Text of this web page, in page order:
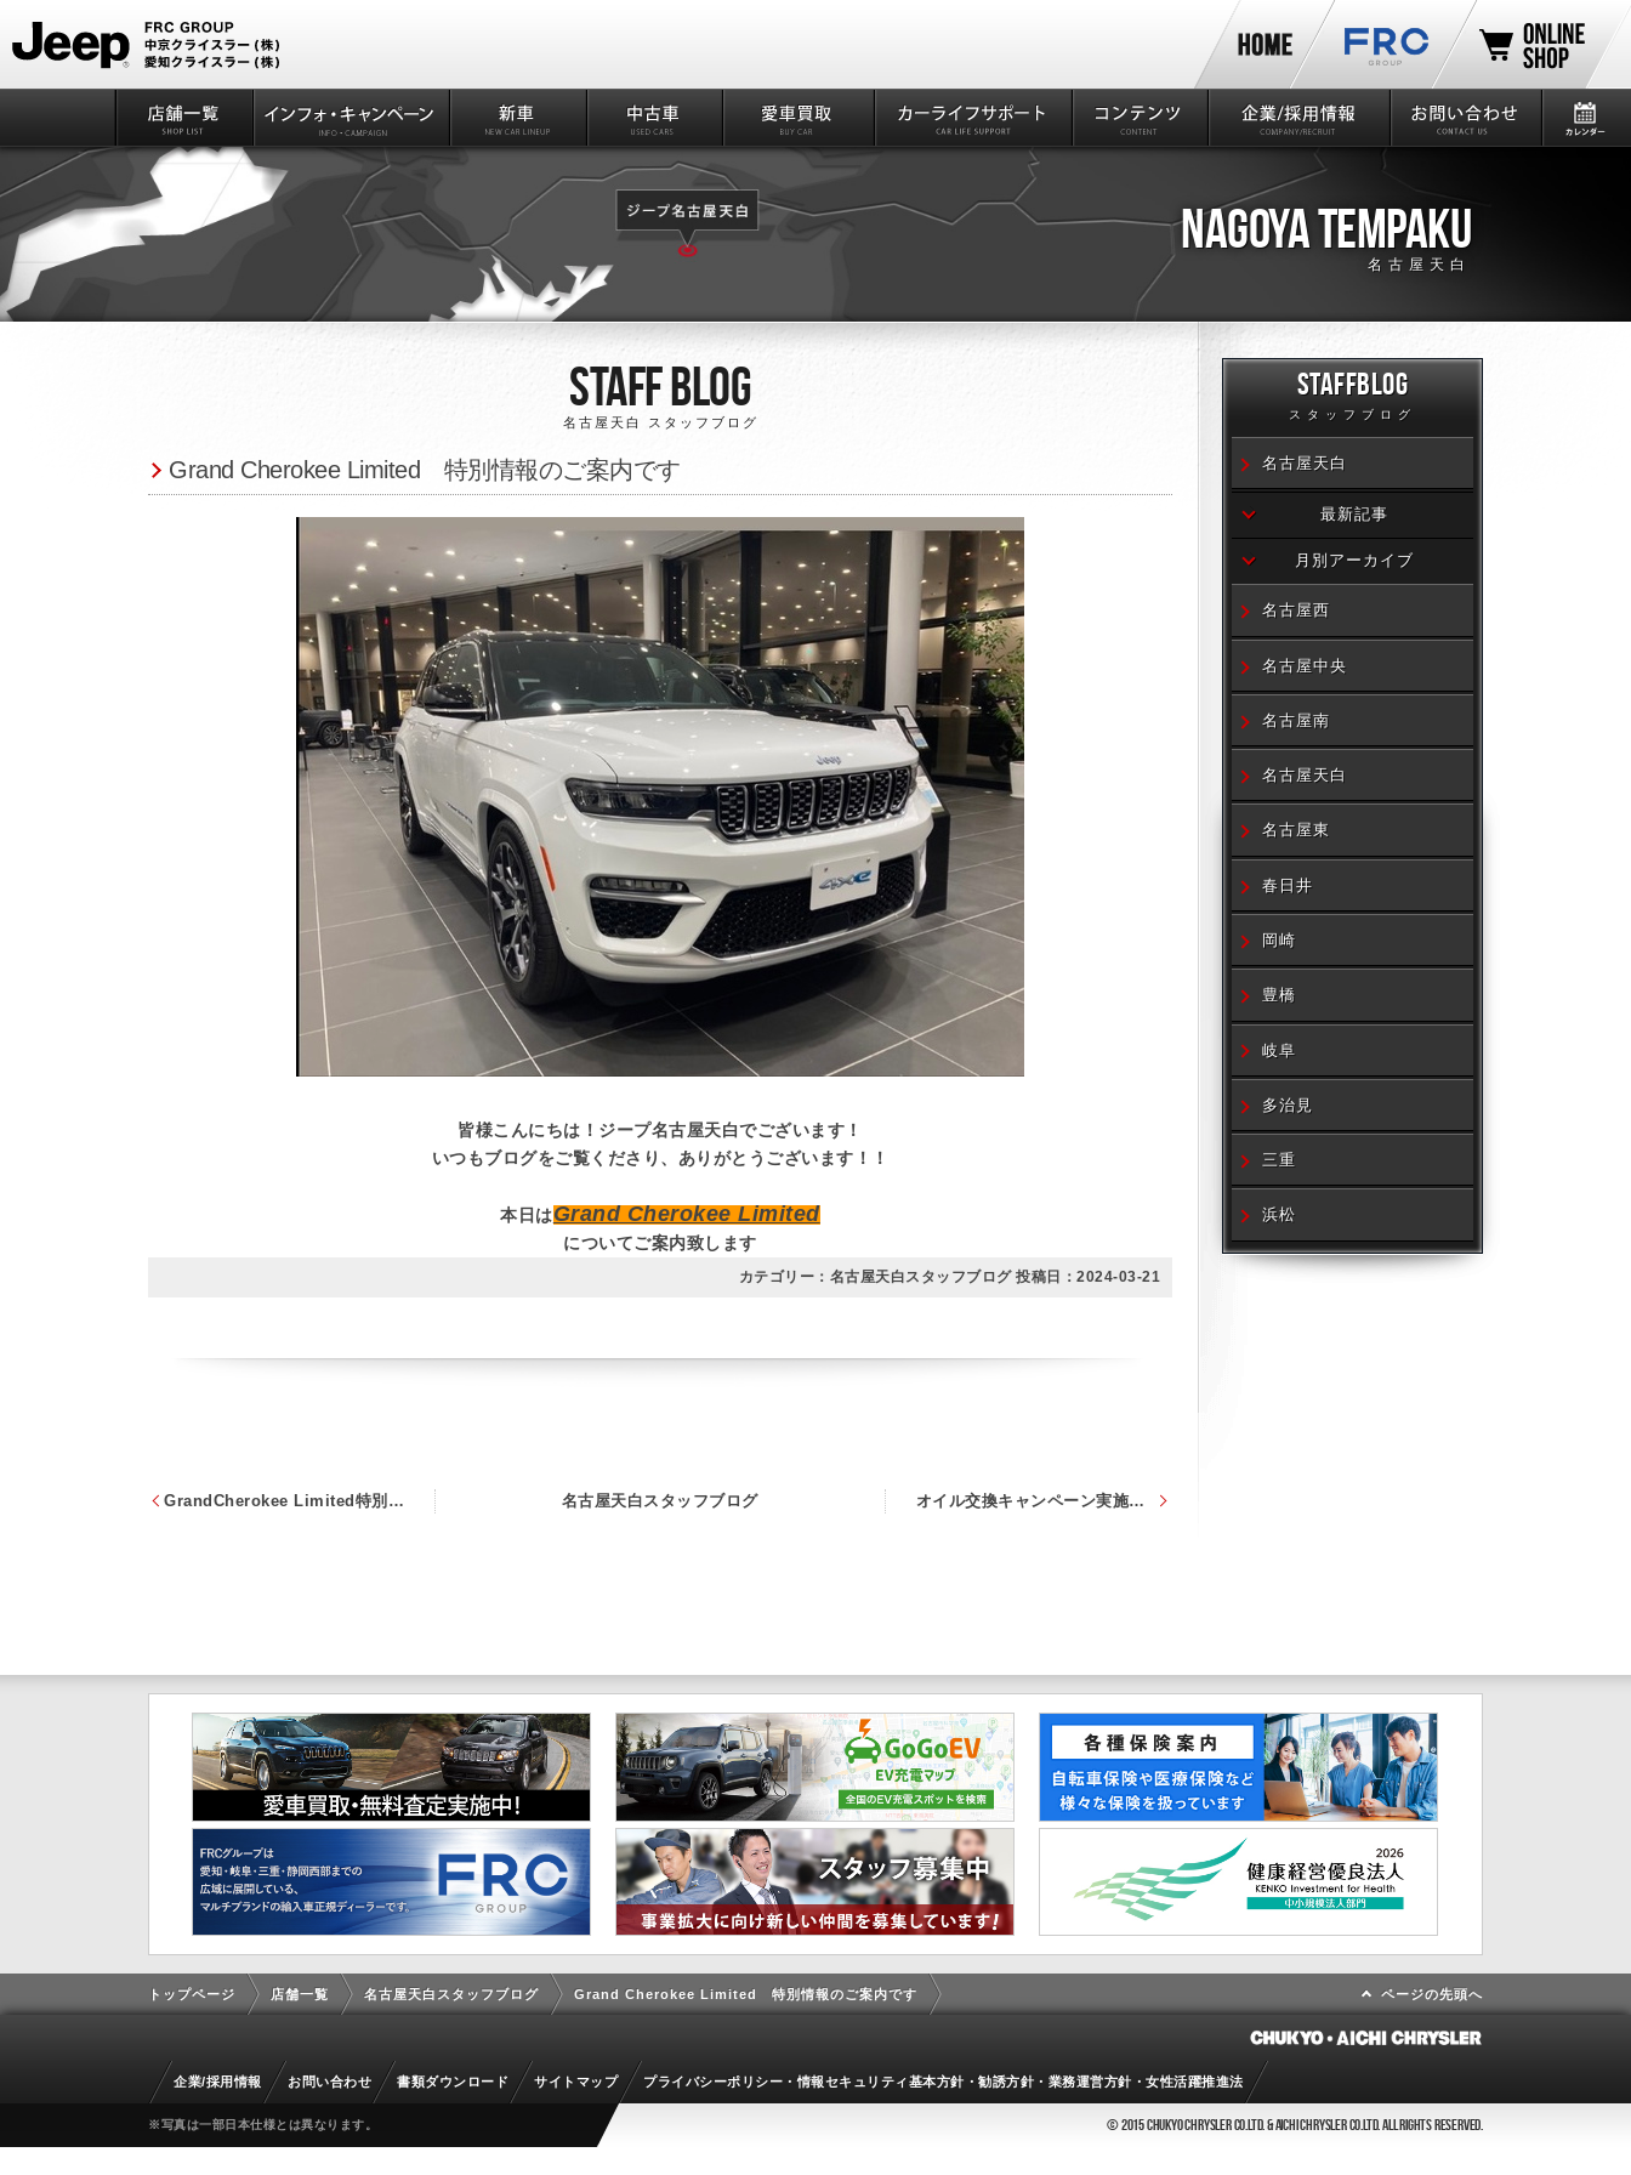
NAGOYA TEMPAKU
名古屋天白
Staff Blog
名古屋天白 スタッフブログ
Grand Cherokee Limited 特別情報のご案内です
皆様こんにちは！ジープ名古屋天白でございます！
いつもブログをご覧くださり、ありがとうございます！！
本日はGrand Cherokee Limited
についてご案内致します
カテゴリー：名古屋天白スタッフブログ 投稿日： 2024-03-21
GrandCherokee Limited特別情報☆彡 名古屋天白スタッフブログ オイル交換キャンペーン実施中！
STAFFBLOG
スタッフブログ
名古屋天白
最新記事
月別アーカイブ
名古屋西
名古屋中央
名古屋南
名古屋天白
名古屋東
春日井
岡崎
豊橋
岐阜
多治見
三重
浜松
トップページ 店舗一覧 名古屋天白スタッフブログ Grand Cherokee Limited 特別情報のご案内です ページの先頭へ
企業/採用情報 お問い合わせ 書類ダウンロード サイトマップ プライバシーポリシー・情報セキュリティ基本方針・勧誘方針・業務運営方針・女性活躍推進法
※写真は一部日本仕様とは異なります。 © 2015 CHUKYO CHRYSLER CO.LTD. & AICHI CHRYSLER CO.LTD. ALL RIGHTS RESERVED.